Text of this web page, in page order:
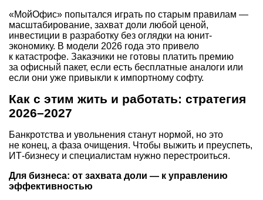
«МойОфис» попытался играть по старым правилам —
масштабирование, захват доли любой ценой,
инвестиции в разработку без оглядки на юнит-
экономику. В модели 2026 года это привело
к катастрофе. Заказчики не готовы платить премию
за офисный пакет, если есть бесплатные аналоги или
если они уже привыкли к импортному софту.
Как с этим жить и работать: стратегия
2026–2027
Банкротства и увольнения станут нормой, но это
не конец, а фаза очищения. Чтобы выжить и преуспеть,
ИТ-бизнесу и специалистам нужно перестроиться.
Для бизнеса: от захвата доли — к управлению
эффективностью